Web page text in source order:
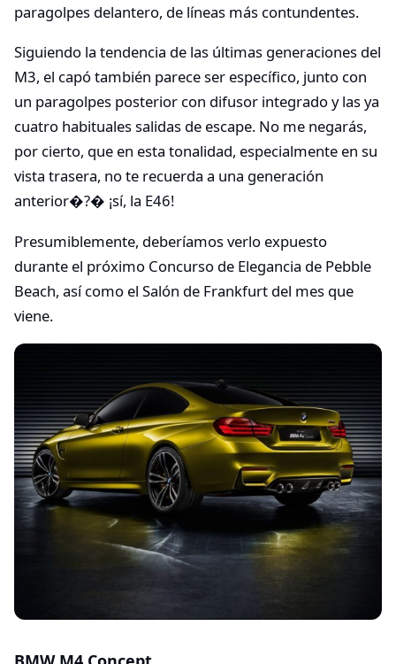
paragolpes delantero, de líneas más contundentes.
Siguiendo la tendencia de las últimas generaciones del
M3, el capó también parece ser específico, junto con
un paragolpes posterior con difusor integrado y las ya
cuatro habituales salidas de escape. No me negarás,
por cierto, que en esta tonalidad, especialmente en su
vista trasera, no te recuerda a una generación
anterior�?� ¡sí, la E46!
Presumiblemente, deberíamos verlo expuesto
durante el próximo Concurso de Elegancia de Pebble
Beach, así como el Salón de Frankfurt del mes que
viene.